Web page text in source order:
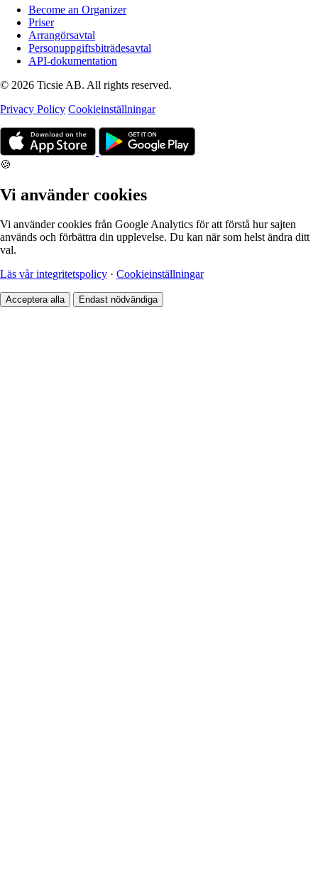
Become an Organizer
Priser
Arrangörsavtal
Personuppgiftsbiträdesavtal
API-dokumentation
© 2026 Ticsie AB. All rights reserved.
Privacy Policy Cookieinställningar
🍪
Vi använder cookies
Vi använder cookies från Google Analytics för att förstå hur sajten
används och förbättra din upplevelse. Du kan när som helst ändra ditt
val.
Läs vår integritetspolicy · Cookieinställningar
Acceptera alla Endast nödvändiga